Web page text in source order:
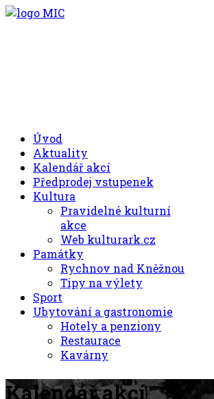
Úvod
Aktuality
Kalendář akcí
Předprodej vstupenek
Kultura
Pravidelné kulturní
akce
Web kulturark.cz
Památky
Rychnov nad Kněžnou
Tipy na výlety
Sport
Ubytování a gastronomie
Hotely a penziony
Restaurace
Kavárny
Kalendář akcí